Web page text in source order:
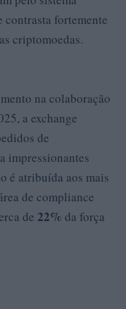
fortemente
criptomoedas.
na colaboração
a exchange
de
impressionantes
é atribuída aos mais
de compliance
de 22% da força